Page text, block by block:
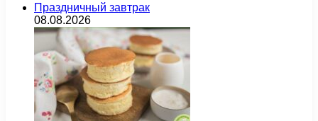
Праздничный завтрак
08.08.2026